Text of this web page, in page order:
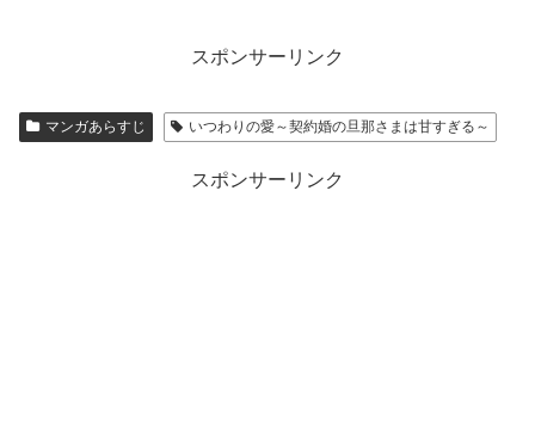
スポンサーリンク
マンガあらすじ いつわりの愛～契約婚の旦那さまは甘すぎる～
スポンサーリンク